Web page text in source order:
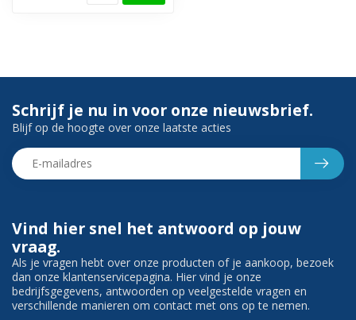
Vind hier snel het antwoord op jouw
vraag.
Als je vragen hebt over onze producten of je aankoop, bezoek
dan onze klantenservicepagina. Hier vind je onze
bedrijfsgegevens, antwoorden op veelgestelde vragen en
verschillende manieren om contact met ons op te nemen.
Schrijf je nu in voor onze nieuwsbrief.
Blijf op de hoogte over onze laatste acties